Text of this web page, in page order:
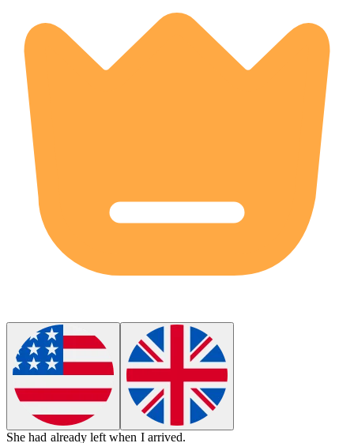
She had already left when I arrived.